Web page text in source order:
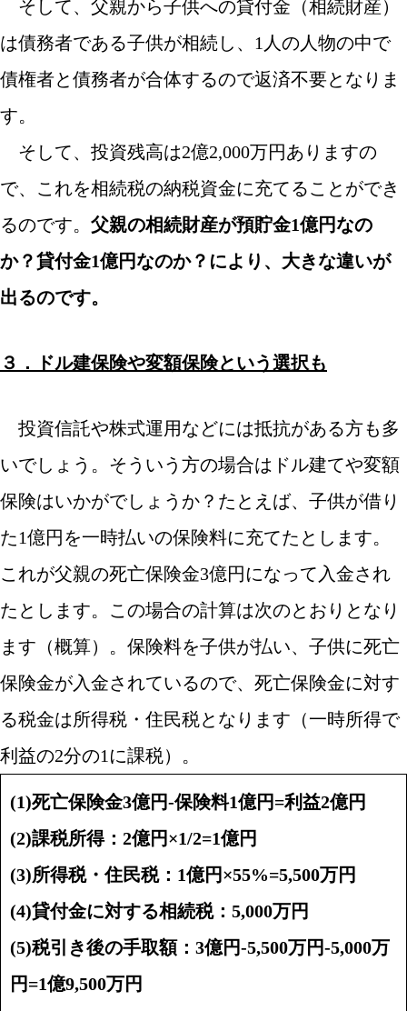
そして、父親から子供への貸付金（相続財産）
は債務者である子供が相続し、1人の人物の中で
債権者と債務者が合体するので返済不要となりま
す。
そして、投資残高は2億2,000万円ありますの
で、これを相続税の納税資金に充てることができ
るのです。 父親の相続財産が預貯金1億円なの
か？貸付金1億円なのか？により、大きな違いが
出るのです。
３．ドル建保険や変額保険という選択も
投資信託や株式運用などには抵抗がある方も多
いでしょう。そういう方の場合はドル建てや変額
保険はいかがでしょうか？たとえば、子供が借り
た1億円を一時払いの保険料に充てたとします。
これが父親の死亡保険金3億円になって入金され
たとします。この場合の計算は次のとおりとなり
ます（概算）。保険料を子供が払い、子供に死亡
保険金が入金されているので、死亡保険金に対す
る税金は所得税・住民税となります（一時所得で
利益の2分の1に課税）。
(1)死亡保険金3億円-保険料1億円=利益2億円
(2)課税所得：2億円×1/2=1億円
(3)所得税・住民税：1億円×55%=5,500万円
(4)貸付金に対する相続税：5,000万円
(5)税引き後の手取額：3億円-5,500万円-5,000万
円=1億9,500万円